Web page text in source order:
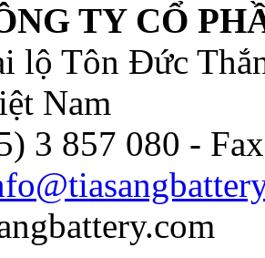
TY CỔ
lộ Tôn Đức
Nam
3 857 080 -